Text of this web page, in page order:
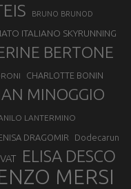
BRUNO BRUNOD
ITALIANO SKYRUNNING
BERTONE
CHARLOTTE BONIN
MINOGGIO
LANTERMINO
DRAGOMIR Dodecarun
ELISA DESCO
MERSI